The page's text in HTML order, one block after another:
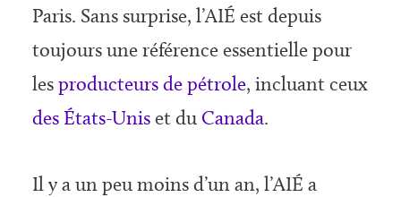
Paris. Sans surprise, l’AIÉ est depuis
toujours une référence essentielle pour
lesproducteurs de pétrole, incluant ceux
des États-Uniset du Canada.
Il y a un peu moins d’un an, l’AIÉ a